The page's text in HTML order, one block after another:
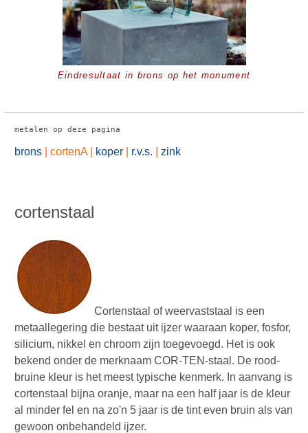
Eindresultaat in brons op het monument
metalen op deze pagina
brons cortenA koper r.v.s. zink
cortenstaal
Cortenstaal of weervaststaal is een
metaallegering die bestaat uit ijzer waaraan koper, fosfor,
silicium, nikkel en chroom zijn toegevoegd. Het is ook
bekend onder de merknaam COR-TEN-staal. De rood-
bruine kleur is het meest typische kenmerk. In aanvang is
cortenstaal bijna oranje, maar na een half jaar is de kleur
al minder fel en na zo'n 5 jaar is de tint even bruin als van
gewoon onbehandeld ijzer.